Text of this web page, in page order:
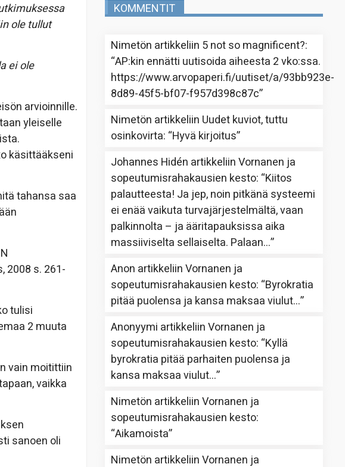
ole tullut
ei ole
arvioinnille.
yleiselle
käsittääkseni
tahansa saa
2008 s. 261-
tulisi
2 muuta
vain moitittiin
vaikka
sanoen oli
KOMMENTIT
Nimetön artikkeliin 5 not so magnificent?:
“AP:kin ennätti uutisoida aiheesta 2 vko:ssa.
https://www.arvopaperi.fi/uutiset/a/93bb923e-
8d89-45f5-bf07-f957d398c87c”
Nimetön artikkeliin Uudet kuviot, tuttu
osinkovirta: “Hyvä kirjoitus”
Johannes Hidén artikkeliinVornanen ja
sopeutumisrahakausien kesto: “Kiitos
palautteesta! Ja jep, noin pitkänä systeemi
ei enää vaikuta turvajärjestelmältä, vaan
palkinnolta – ja ääritapauksissa aika
massiiviselta sellaiselta. Palaan…”
Anon artikkeliinVornanen ja
sopeutumisrahakausien kesto: “Byrokratia
pitää puolensa ja kansa maksaa viulut…”
Anonyymi artikkeliinVornanen ja
sopeutumisrahakausien kesto: “Kyllä
byrokratia pitää parhaiten puolensa ja
kansa maksaa viulut…”
Nimetön artikkeliinVornanen ja
sopeutumisrahakausien kesto:
“Aikamoista”
Nimetön artikkeliinVornanen ja